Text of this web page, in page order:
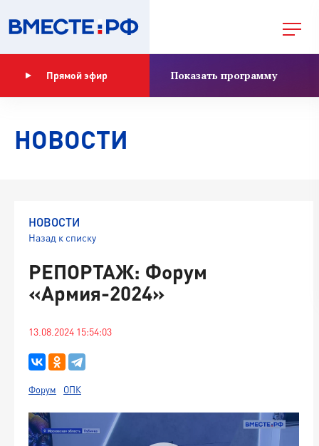
Прямой эфир Показать программу
НОВОСТИ
НОВОСТИ
Назад к списку
РЕПОРТАЖ: Форум
«Армия-2024»
13.08.2024 15:54:03
Форум ОПК